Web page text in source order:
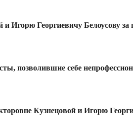
и Игорю Георгиевичу Белоусову
позволившие себе
Кузнецовой и Игорю